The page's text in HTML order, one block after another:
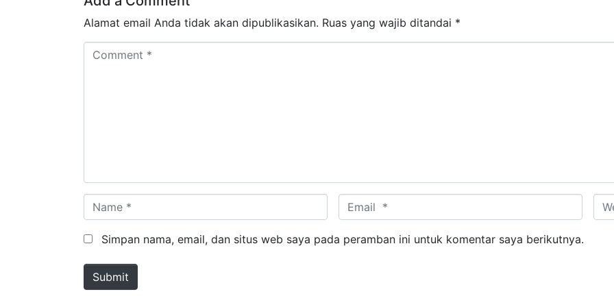
Alamat email Anda tidak akan dipublikasikan. Ruas yang wajib ditandai *
Comment *
Name * Email *
Simpan nama, email, dan situs web saya pada peramban ini untuk komentar saya berikutnya.
Submit